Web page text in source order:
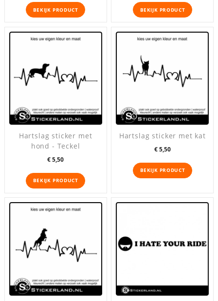
BEKIJK PRODUCT BEKIJK PRODUCT
Hartslag sticker met
hond - Teckel
Prijs
€ 5,50
BEKIJK PRODUCT
Hartslag sticker met kat
Prijs
€ 5,50
BEKIJK PRODUCT